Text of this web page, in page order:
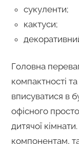
сукуленти;
кактуси;
Головна
компактності
вписуватися в
офісного
дитячої
компонентам,